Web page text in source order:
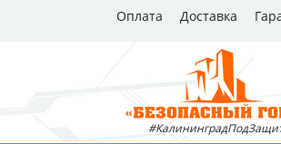
Оплата Доставка